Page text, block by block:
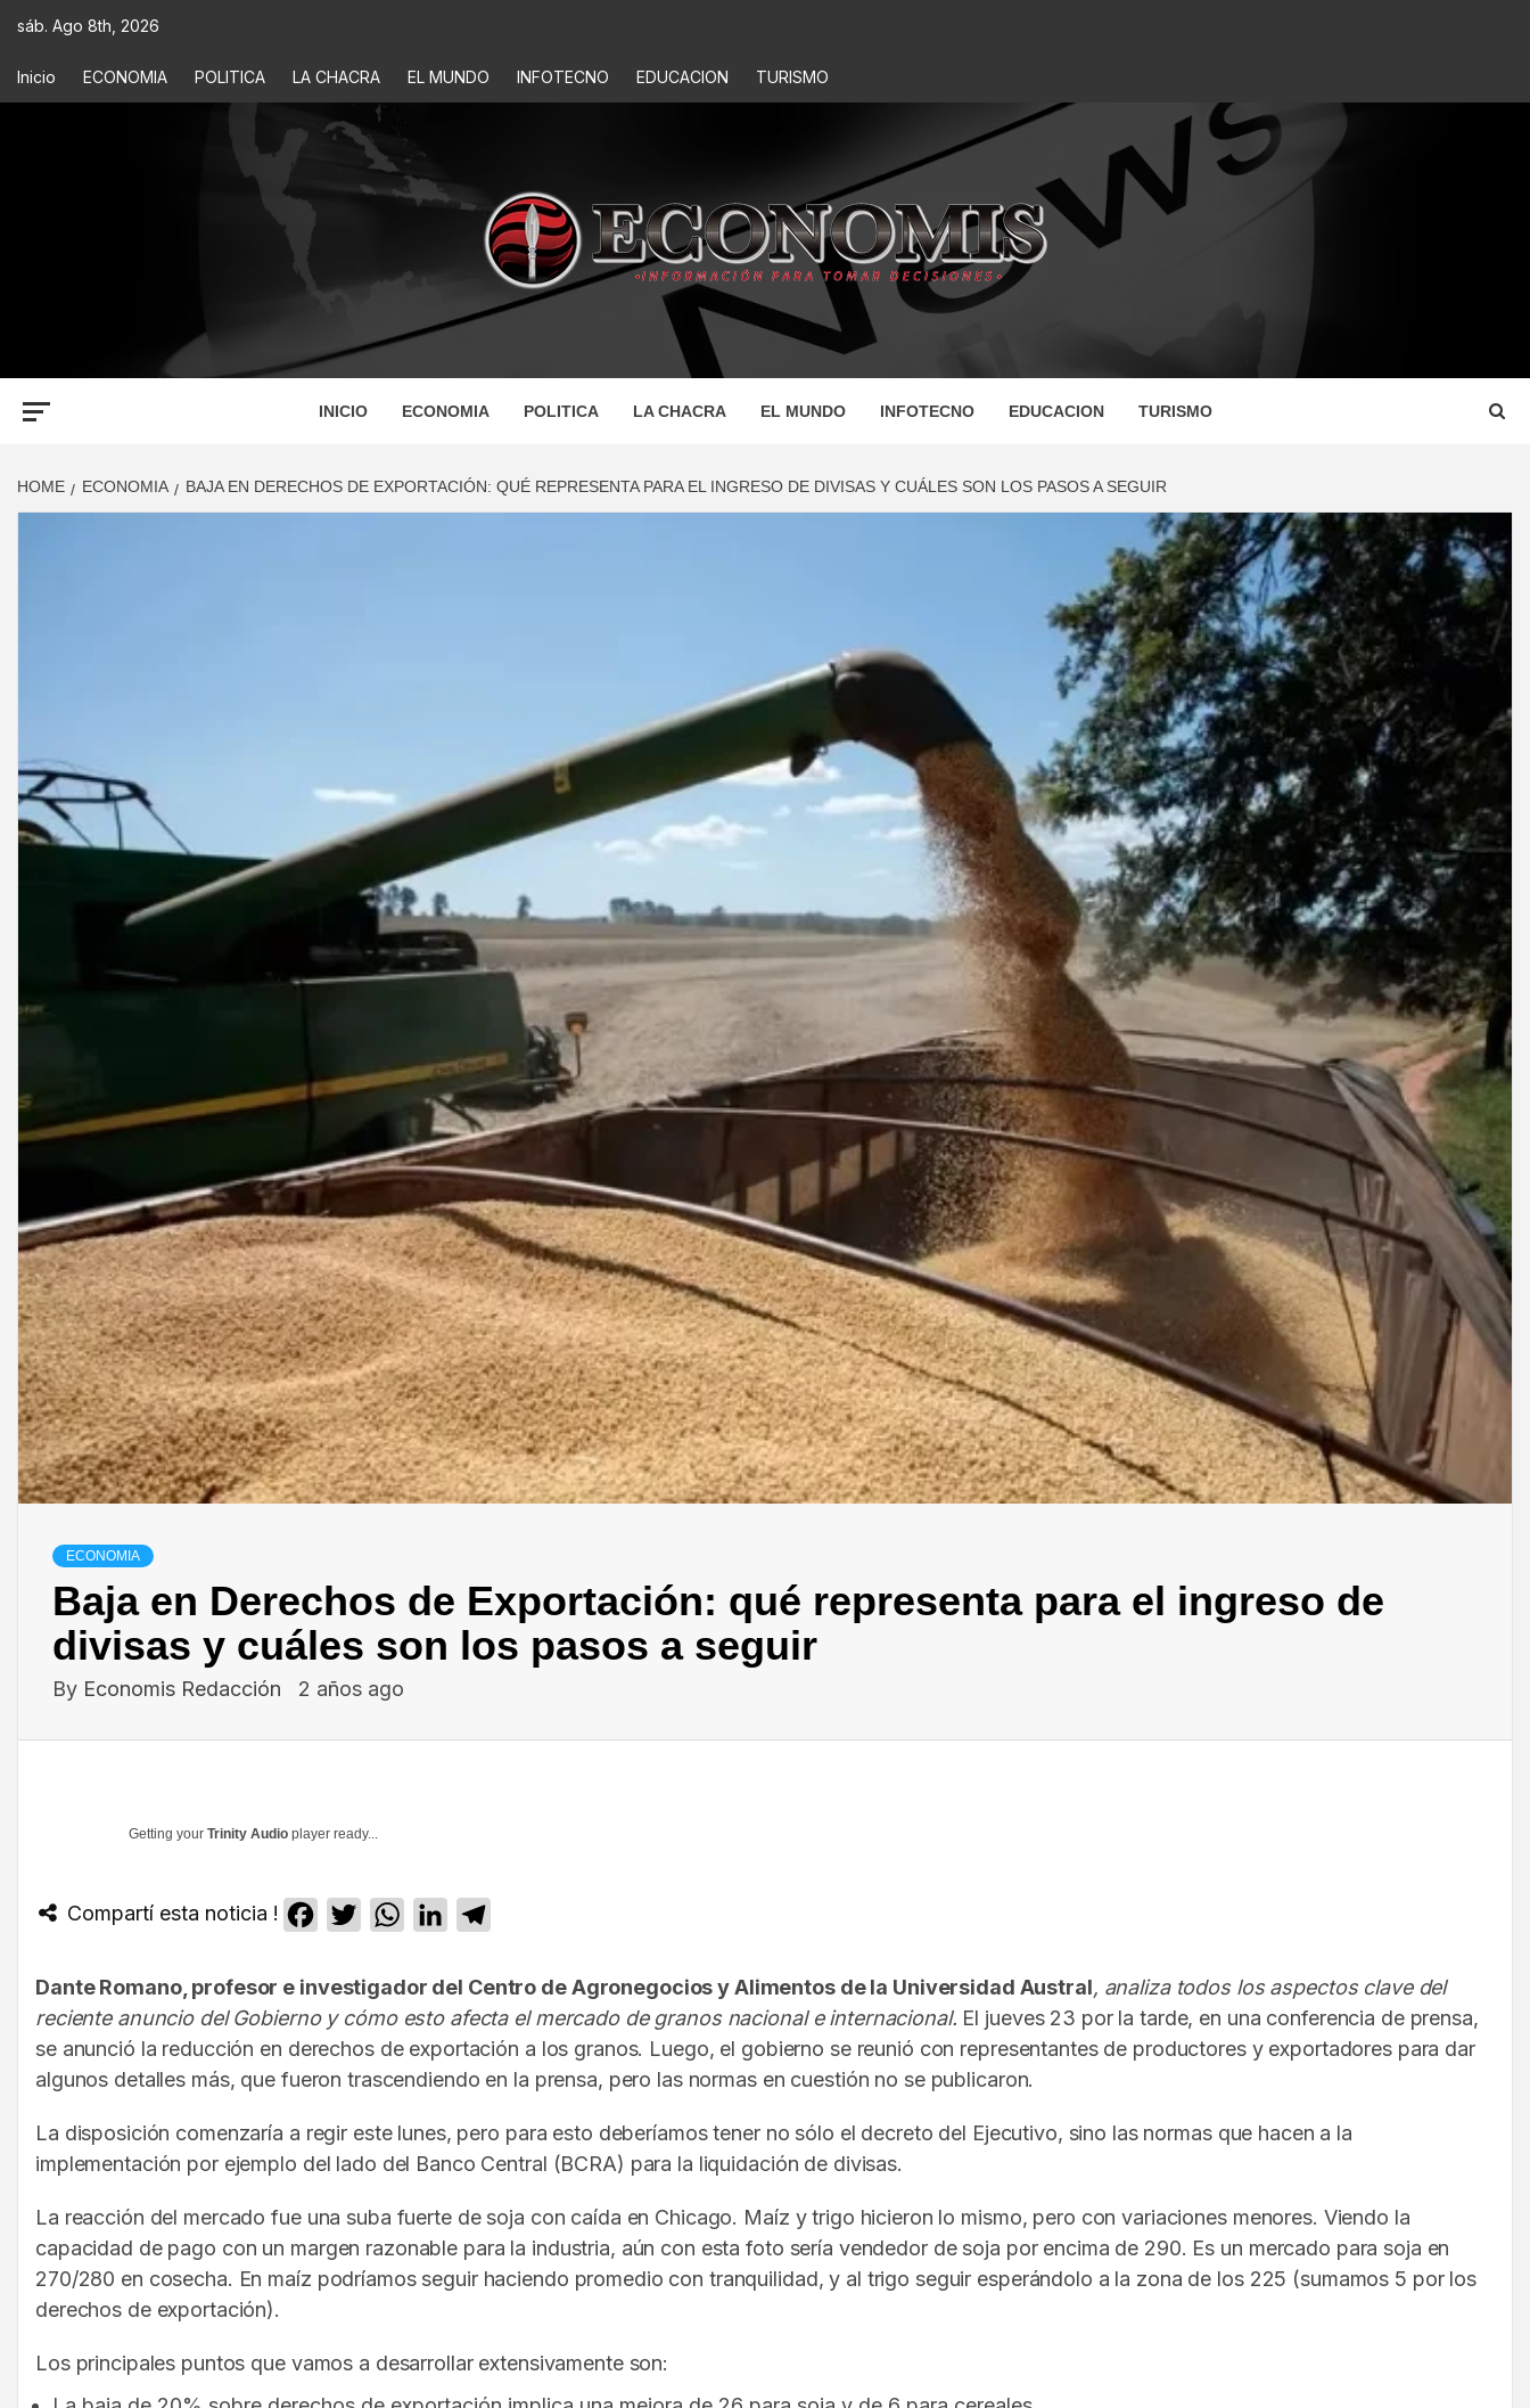
sáb. Ago 8th, 2026
Inicio ECONOMIA POLITICA LA CHACRA EL MUNDO INFOTECNO EDUCACION TURISMO
ECONOMIS
INICIO ECONOMIA POLITICA LA CHACRA EL MUNDO INFOTECNO EDUCACION TURISMO
HOME ECONOMIA BAJA EN DERECHOS DE EXPORTACIÓN: QUÉ REPRESENTA PARA EL INGRESO DE DIVISAS Y CUÁLES SON LOS PASOS A SEGUIR
ECONOMIA
Baja en Derechos de Exportación: qué representa para el ingreso de
divisas y cuáles son los pasos a seguir
By Economis Redacción 2 años ago
Getting your Trinity Audio player ready...
Compartí esta noticia ! Facebook
TwitterWhatsApp
LinkedIn
Dante Romano, profesor e investigador del Centro de Agronegocios y Alimentos de la Universidad Austral, analiza todos los aspectos clave del
reciente anuncio del Gobierno y cómo esto afecta el mercado de granos nacional e internacional. El jueves 23 por la tarde, en una conferencia de prensa,
se anunció la reducción en derechos de exportación a los granos. Luego, el gobierno se reunió con representantes de productores y exportadores para dar
algunos detalles más, que fueron trascendiendo en la prensa, pero las normas en cuestión no se publicaron.
La disposición comenzaría a regir este lunes, pero para esto deberíamos tener no sólo el decreto del Ejecutivo, sino las normas que hacen a la
implementación por ejemplo del lado del Banco Central (BCRA) para la liquidación de divisas.
La reacción del mercado fue una suba fuerte de soja con caída en Chicago. Maíz y trigo hicieron lo mismo, pero con variaciones menores. Viendo la
capacidad de pago con un margen razonable para la industria, aún con esta foto sería vendedor de soja por encima de 290. Es un mercado para soja en
270/280 en cosecha. En maíz podríamos seguir haciendo promedio con tranquilidad, y al trigo seguir esperándolo a la zona de los 225 (sumamos 5 por los
derechos de exportación).
Los principales puntos que vamos a desarrollar extensivamente son: